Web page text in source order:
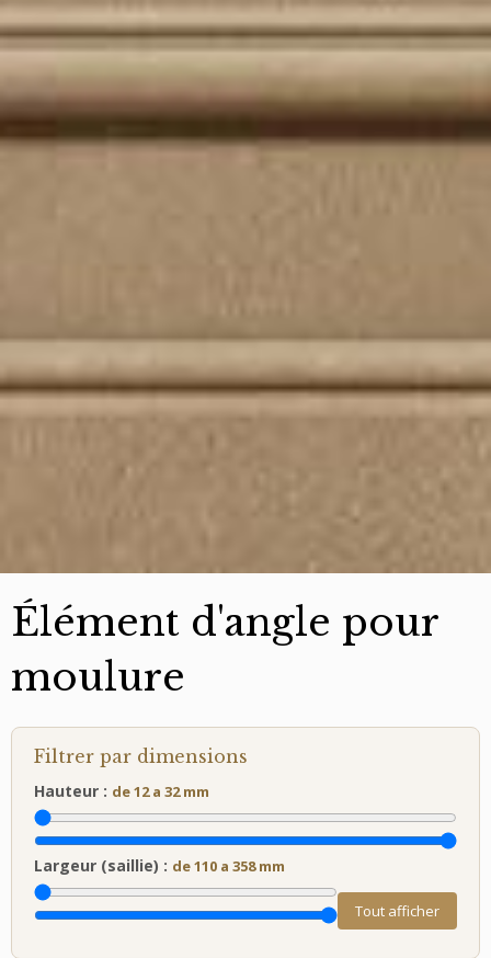
Élément d'angle pour
moulure
Filtrer par dimensions
Hauteur : de 12 a 32 mm
Largeur (saillie) : de 110 a 358 mm
Tout afficher